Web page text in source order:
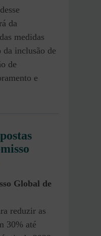
da
medidas
da inclusão de
de
e
Global de
reduzir as
30% até